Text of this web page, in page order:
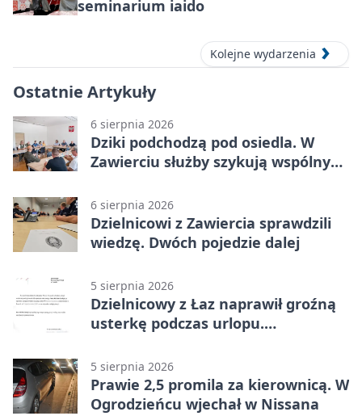
seminarium iaido
Kolejne wydarzenia
Ostatnie Artykuły
6 sierpnia 2026
Dziki podchodzą pod osiedla. W
Zawierciu służby szykują wspólny
6 sierpnia 2026
Dzielnicowi z Zawiercia sprawdzili
wiedzę. Dwóch pojedzie dalej
5 sierpnia 2026
Dzielnicowy z Łaz naprawił groźną
usterkę podczas urlopu.
5 sierpnia 2026
Prawie 2,5 promila za kierownicą. W
Ogrodzieńcu wjechał w Nissana